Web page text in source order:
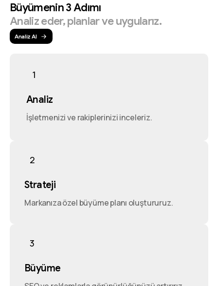
Büyümenin3Adımı
Analizeder,planlarveuygularız.
Analiz Al
1
Analiz
İşletmenizi ve rakiplerinizi inceleriz.
2
Strateji
Markanıza özel büyüme planı oluştururuz.
3
Büyüme